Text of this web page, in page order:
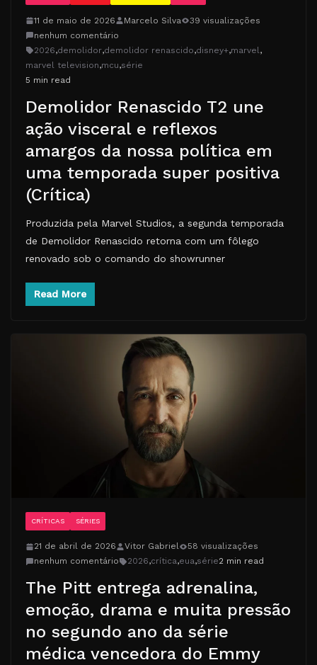
11 de maio de 2026 Marcelo Silva
39 visualizações
nenhum comentário
2026,demolidor,demolidor renascido,disney+,marvel ,
marvel television,mcu,série
5 min read
Demolidor Renascido T2 une
ação visceral e reflexos
amargos da nossa política em
uma temporada super positiva
(Crítica)
Produzida pela Marvel Studios, a segunda temporada
de Demolidor Renascido retorna com um fôlego
renovado sob o comando do showrunner
Read More
CRÍTICAS SÉRIES
21 de abril de 2026 Vitor Gabriel
58 visualizações
nenhum comentário
2026,crítica,eua,série2 min read
The Pitt entrega adrenalina,
emoção, drama e muita pressão
no segundo ano da série
médica vencedora do Emmy